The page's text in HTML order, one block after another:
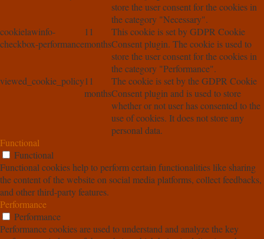
store the user consent for the cookies in
the category "Necessary".
cookielawinfo-
checkbox-performance
11
months
This cookie is set by GDPR Cookie
Consent plugin. The cookie is used to
store the user consent for the cookies in
the category "Performance".
viewed_cookie_policy11
months
The cookie is set by the GDPR Cookie
Consent plugin and is used to store
whether or not user has consented to the
use of cookies. It does not store any
personal data.
Functional
Functional
Functional cookies help to perform certain functionalities like sharing
the content of the website on social media platforms, collect feedbacks,
and other third-party features.
Performance
Performance
Performance cookies are used to understand and analyze the key